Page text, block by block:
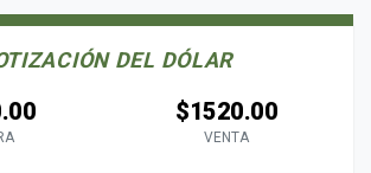
DEL DÓLAR
$1520.00
VENTA